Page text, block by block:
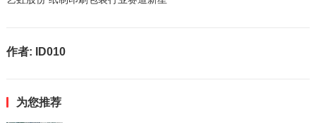
作者: ID010
为您推荐